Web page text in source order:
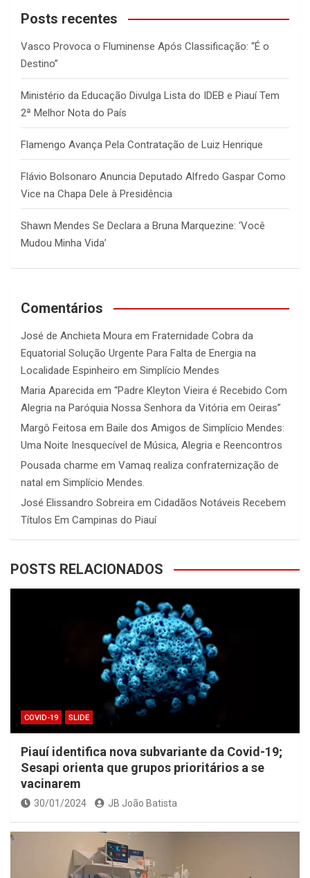
c
Posts recentes
Vasco Provoca o Fluminense Após Classificação: “É o
Destino”
Ministério da Educação Divulga Lista do IDEB e Piauí Tem
2ª Melhor Nota do País
Flamengo Avança Pela Contratação de Luiz Henrique
Flávio Bolsonaro Anuncia Deputado Alfredo Gaspar Como
Vice na Chapa Dele à Presidência
Shawn Mendes Se Declara a Bruna Marquezine: ‘Você
Mudou Minha Vida’
Comentários
José de Anchieta Moura em Fraternidade Cobra da
Equatorial Solução Urgente Para Falta de Energia na
Localidade Espinheiro em Simplício Mendes
Maria Aparecida em “Padre Kleyton Vieira é Recebido Com
Alegria na Paróquia Nossa Senhora da Vitória em Oeiras”
Margô Feitosa em Baile dos Amigos de Simplício Mendes:
Uma Noite Inesquecível de Música, Alegria e Reencontros
Pousada charme em Vamaq realiza confraternização de
natal em Simplício Mendes.
José Elissandro Sobreira em Cidadãos Notáveis Recebem
Títulos Em Campinas do Piauí
POSTS RELACIONADOS
COVID-19 SLIDE
Piauí identifica nova subvariante da Covid-19;
Sesapi orienta que grupos prioritários a se
vacinarem
30/01/2024 JB João Batista